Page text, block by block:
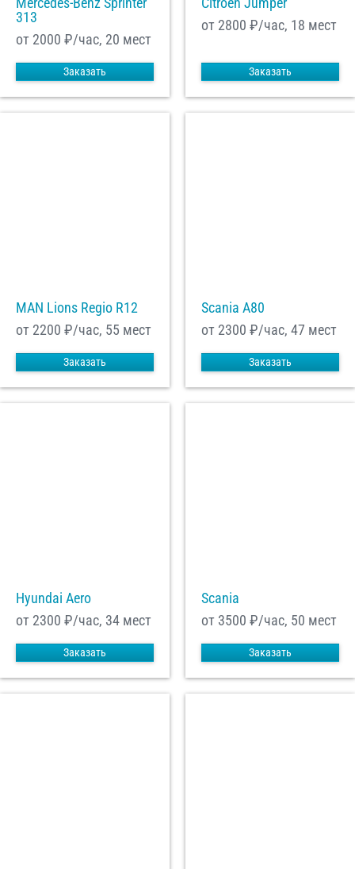
313
от 2000 ₽/час, 20 мест
Заказать
от 2800 ₽/час, 18 мест
Заказать
MAN Lions Regio R12
от 2200 ₽/час, 55 мест
Заказать
Scania A80
от 2300 ₽/час, 47 мест
Заказать
Hyundai Aero
от 2300 ₽/час, 34 мест
Заказать
Scania
от 3500 ₽/час, 50 мест
Заказать